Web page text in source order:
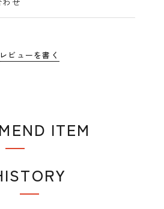
レビューを書く
ITEM